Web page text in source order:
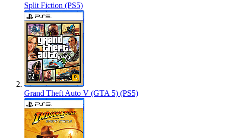
Split Fiction (PS5)
Grand Theft Auto V (GTA 5) (PS5)